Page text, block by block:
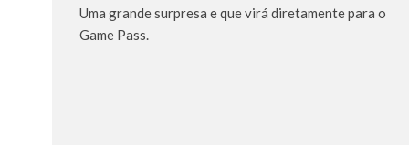
Uma grande surpresa e que virá diretamente para o
Game Pass.